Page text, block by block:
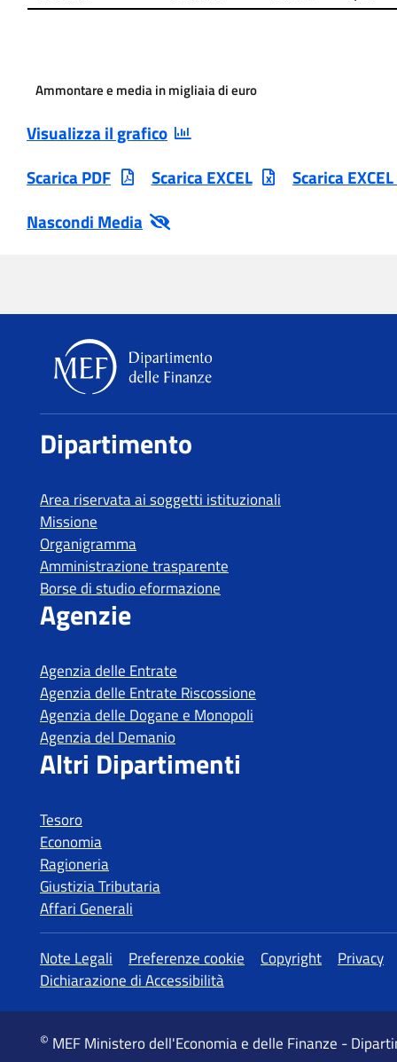
Ammontare e media in migliaia di euro
Tesoro
Economia
Ragioneria
Giustizia Tributaria
Affari Generali
MEF Ministero dell'Economia e delle Finanze -